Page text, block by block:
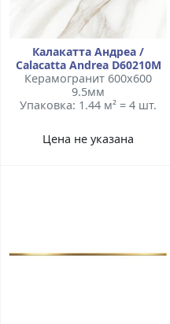
Калакатта Андреа /
Calacatta Andrea D60210M
Керамогранит 600x600
9.5мм
Упаковка: 1.44 м² = 4 шт.
Цена не указана